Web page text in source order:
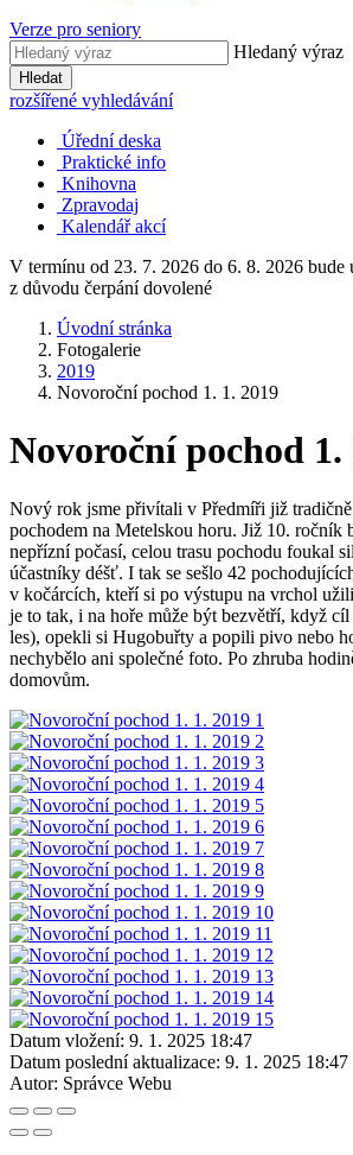
Verze pro seniory
Hledaný výraz
Hledat
rozšířené vyhledávání
Úřední deska
Praktické info
Knihovna
Zpravodaj
Kalendář akcí
V termínu od 23. 7. 2026 do 6. 8. 2026 bude
z důvodu čerpání dovolené
Úvodní stránka
Fotogalerie
2019
Novoroční pochod 1. 1. 2019
Novoroční pochod 1.
Nový rok jsme přivítali v Předmíři již
pochodem na Metelskou horu. Již 10. ročník
nepřízní počasí, celou trasu pochodu foukal
účastníky déšť. I tak se sešlo 42
v kočárcích, kteří si po výstupu na vrchol
je to tak, i na hoře může být bezvětří, když
les), opekli si Hugobuřty a popili pivo nebo
nechybělo ani společné foto. Po zhruba
domovům.
Datum vložení: 9. 1. 2025 18:47
Datum poslední aktualizace: 9. 1. 2025 18:47
Autor: Správce Webu